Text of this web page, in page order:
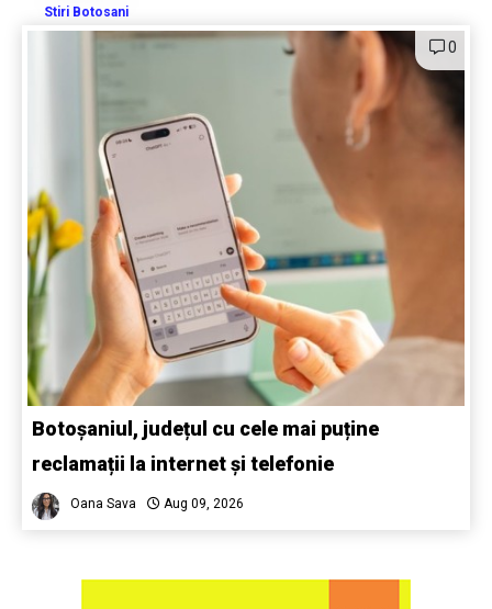
Stiri Botosani
0
Botoșaniul, județul cu cele mai puține
reclamații la internet și telefonie
Oana Sava Aug 09, 2026